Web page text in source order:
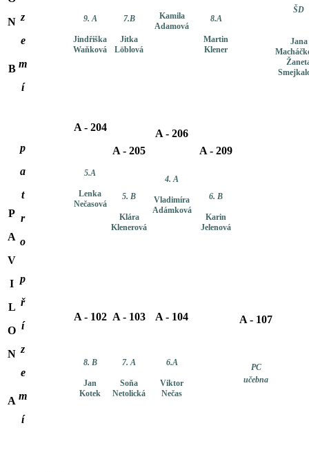
N
B
z
e
m
í
9. A
Jindřiška
Waňková
7.B
Jitka
Löblová
Kamila
Adamová
8.A
Martin
Klener
ŠD
Jana
P
A
V
I
L
O
N
A
p
a
t
r
o
A - 204
5.A
Lenka
Nečasová
A - 205
5. B
Klára
Klenerová
A - 206
4. A
Vladimíra
Adámková
A - 209
6. B
Karin
Jelenová
p
ř
í
z
e
m
í
A - 102
8. B
Jan
Kotek
A - 103
7. A
Soňa
Netolická
A - 104
6.A
Viktor
Nečas
A - 107
PC
učebna